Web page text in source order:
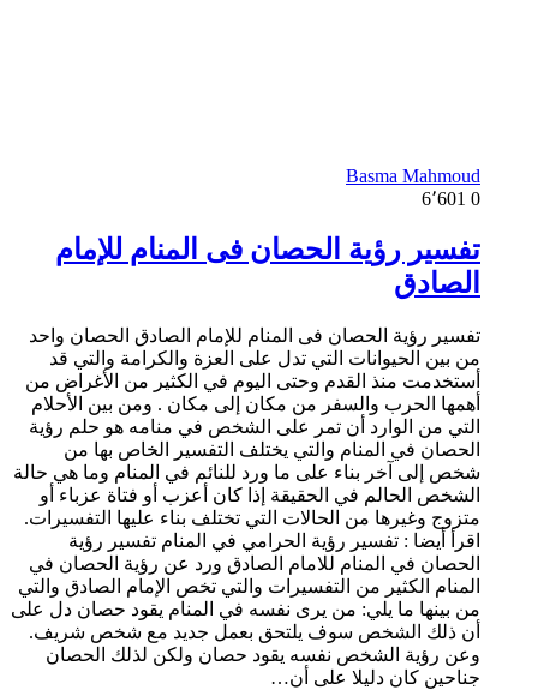
Basma Mahmoud
0
تفسير رؤية الحصان فى المنام للإمام
الصادق
تفسير رؤية الحصان فى المنام للإمام الصادق الحصان واحد
من بين الحيوانات التي تدل على العزة والكرامة والتي قد
أستخدمت منذ القدم وحتى اليوم في الكثير من الأغراض من
أهمها الحرب والسفر من مكان إلى مكان . ومن بين الأحلام
التي من الوارد أن تمر على الشخص في منامه هو حلم رؤية
الحصان في المنام والتي يختلف التفسير الخاص بها من
شخص إلى آخر بناء على ما ورد للنائم في المنام وما هي حالة
الشخص الحالم في الحقيقة إذا كان أعزب أو فتاة عزباء أو
متزوج وغيرها من الحالات التي تختلف بناء عليها التفسيرات.
اقرأ أيضا : تفسير رؤية الحرامي في المنام تفسير رؤية
الحصان في المنام للامام الصادق ورد عن رؤية الحصان في
المنام الكثير من التفسيرات والتي تخص الإمام الصادق والتي
من بينها ما يلي: من يرى نفسه في المنام يقود حصان دل على
أن ذلك الشخص سوف يلتحق بعمل جديد مع شخص شريف.
وعن رؤية الشخص نفسه يقود حصان ولكن لذلك الحصان
جناحين كان دليلا على أن…